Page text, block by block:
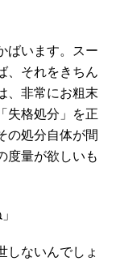
ばいます。スー
、それをきちん
、非常にお粗末
失格処分」を正
の処分自体が間
度量が欲しいも
ないんでしょ